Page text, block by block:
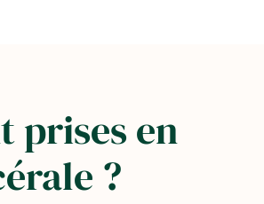
prises en
?